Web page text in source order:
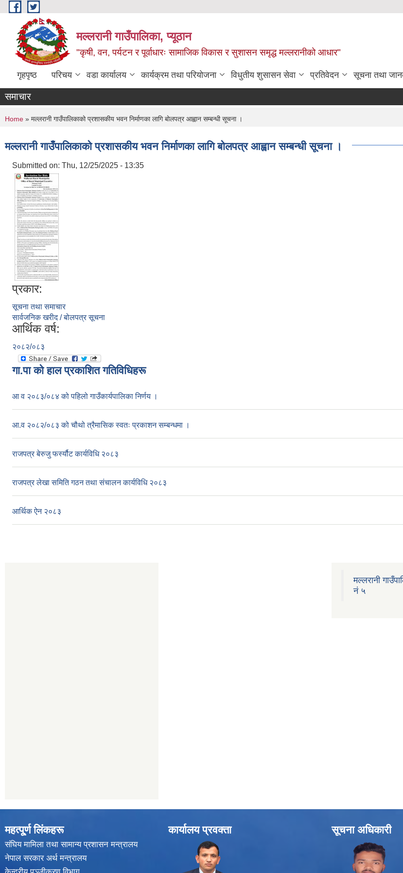
Skip to main content
मल्लरानी गाउँपालिका, प्यूठान
"कृषी, वन, पर्यटन र पूर्वाधारः सामाजिक विकास र सुशासन समृद्ध मल्लरानीको आधार"
गृहपृष्ठ परिचय वडा कार्यालय कार्यक्रम तथा परियोजना विधुतीय शुसासन सेवा प्रतिवेदन सूचना तथा
समाचार
You are here
Home » मल्लरानी गाउँपालिकाको प्रशासकीय भवन निर्माणका लागि बोलपत्र आह्वान सम्बन्धी सूचना ।
मल्लरानी गाउँपालिकाको प्रशासकीय भवन निर्माणका लागि बोलपत्र आह्वान सम्बन्धी सूचना ।
Submitted on: Thu, 12/25/2025 - 13:35
प्रकार:
सूचना तथा समाचार
सार्वजनिक खरीद / बोलपत्र सूचना
आर्थिक वर्ष:
२०८२/०८३
गा.पा काे हाल प्रकाशित गतिविधिहरू
आ व २०८३/०८४ को पहिलो गाउँकार्यपालिका निर्णय ।
आ.व २०८२/०८३ को चौथो त्रैमासिक स्वतः प्रकाशन सम्बन्धमा ।
राजपत्र बेरुजु फर्स्यौट कार्यविधि २०८३
राजपत्र लेखा समिति गठन तथा संचालन कार्यविधि २०८३
आर्थिक ऐन २०८३
मल्लरानी
नं ५
महत्पू्र्ण लिंकहरू
संघिय मामिला तथा सामान्य प्रशासन मन्त्रालय
नेपाल सरकार अर्थ मन्त्रालय
कार्यालय प्रवक्ता सूचना अधिकारी